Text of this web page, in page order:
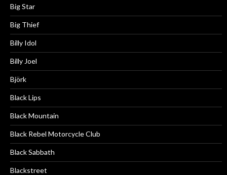
Big Star
Big Thief
Billy Idol
Billy Joel
Björk
Black Lips
Black Mountain
Black Rebel Motorcycle Club
Black Sabbath
Blackstreet